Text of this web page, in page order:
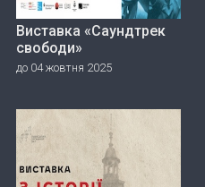
Виставка «Саундтрек
свободи»
до 04 жовтня 2025